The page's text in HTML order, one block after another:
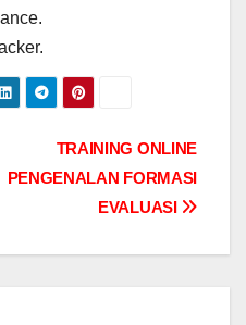
TRAINING ONLINE
PENGENALAN FORMASI
EVALUASI